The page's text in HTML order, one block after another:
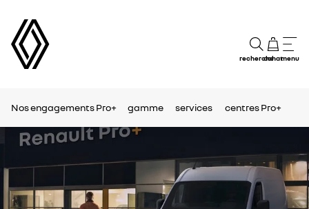
rechercheachatmenu
Nos engagements Pro+ gamme services centres Pro+